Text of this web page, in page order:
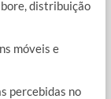
distribuição
móveis e
percebidas no